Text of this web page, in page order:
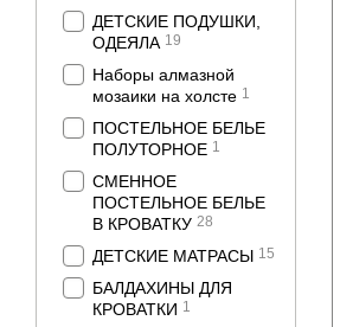
ДЕТСКИЕ ПОДУШКИ,
ОДЕЯЛА 19
Наборы алмазной
мозаики на холсте 1
ПОСТЕЛЬНОЕ БЕЛЬЕ
ПОЛУТОРНОЕ 1
СМЕННОЕ
ПОСТЕЛЬНОЕ БЕЛЬЕ
В КРОВАТКУ 28
ДЕТСКИЕ МАТРАСЫ 15
БАЛДАХИНЫ ДЛЯ
КРОВАТКИ 1